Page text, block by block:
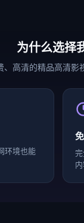
为什么选择
、高清的精品高清影
环境也能
内